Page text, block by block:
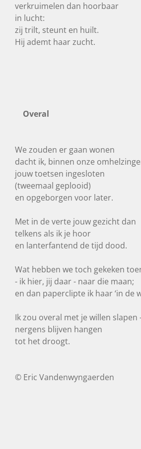
verkruimelen dan hoorbaar
in lucht:
zij trilt, steunt en huilt.
Hij ademt haar zucht.
Overal
We zouden er gaan wonen
dacht ik, binnen onze
jouw toetsen ingesloten
(tweemaal geplooid)
en opgeborgen voor later.
Met in de verte jouw gezicht dan
telkens als ik je hoor
en lanterfantend de tijd dood.
Wat hebben we toch gekeken
- ik hier, jij daar - naar die maan;
en dan paperclipte ik haar ‘in de
Ik zou overal met je willen slapen
nergens blijven hangen
tot het droogt.
© Eric Vandenwyngaerden